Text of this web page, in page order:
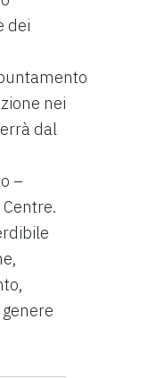
dei
nei
dal
–